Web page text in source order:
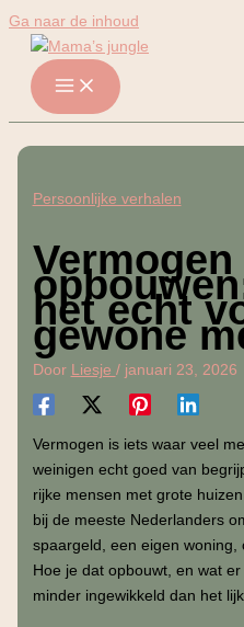
Ga naar de inhoud
Persoonlijke verhalen
Vermogen
het echt
gewone
Door Liesje / januari 23, 2026
Vermogen is iets waar veel
weinigen echt goed van
rijke mensen met grote
bij de meeste Nederlanders
spaargeld, een eigen woning,
Hoe je dat opbouwt, en wat
minder ingewikkeld dan het